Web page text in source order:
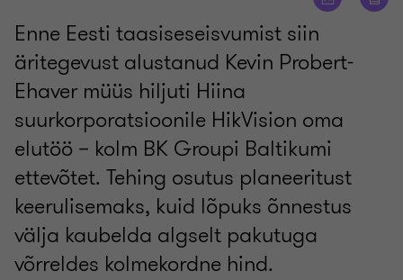
Enne Eesti taasiseseisvumist siin
äritegevust alustanud Kevin Probert-
Ehaver müüs hiljuti Hiina
suurkorporatsioonile HikVision oma
elutöö – kolm BK Groupi Baltikumi
ettevõtet. Tehing osutus planeeritust
keerulisemaks, kuid lõpuks õnnestus
välja kaubelda algselt pakutuga
võrreldes kolmekordne hind.